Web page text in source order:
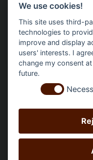
Alle Preise inkl. gesetzl.
We use cookies!
This site uses third-
technologies to
improve and display
users' interests. I
change my consent
future.